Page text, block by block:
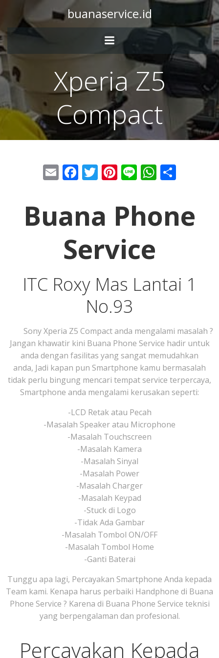
buanaservice.id
Xperia Z5
Compact
EmailFacebook
Twitter
Pinterest
Line
Buana Phone
Service
ITC Roxy Mas Lantai 1
No.93
Sony Xperia Z5 Compact anda mengalami masalah ?
Jangan khawatir kini Buana Phone Service hadir untuk
anda dengan fasilitas yang sangat memudahkan
anda, Jadi kapan pun Smartphone kamu bermasalah
tidak perlu bingung mencari tempat service terpercaya,
Smartphone anda mengalami kerusakan seperti:
-LCD Retak atau Pecah
-Masalah Speaker atau Microphone
-Masalah Touchscreen
-Masalah Kamera
-Masalah Sinyal
-Masalah Power
-Masalah Charger
-Masalah Keypad
-Stuck di Logo
-Tidak Ada Gambar
-Masalah Tombol ON/OFF
-Masalah Tombol Home
-Ganti Baterai
Tunggu apa lagi, Percayakan Smartphone Anda kepada
Team kami. Kenapa harus perbaiki Handphone di Buana
Phone Service ? Karena di Buana Phone Service teknisi
yang berpengalaman dan profesional.
Percayakan Kepada